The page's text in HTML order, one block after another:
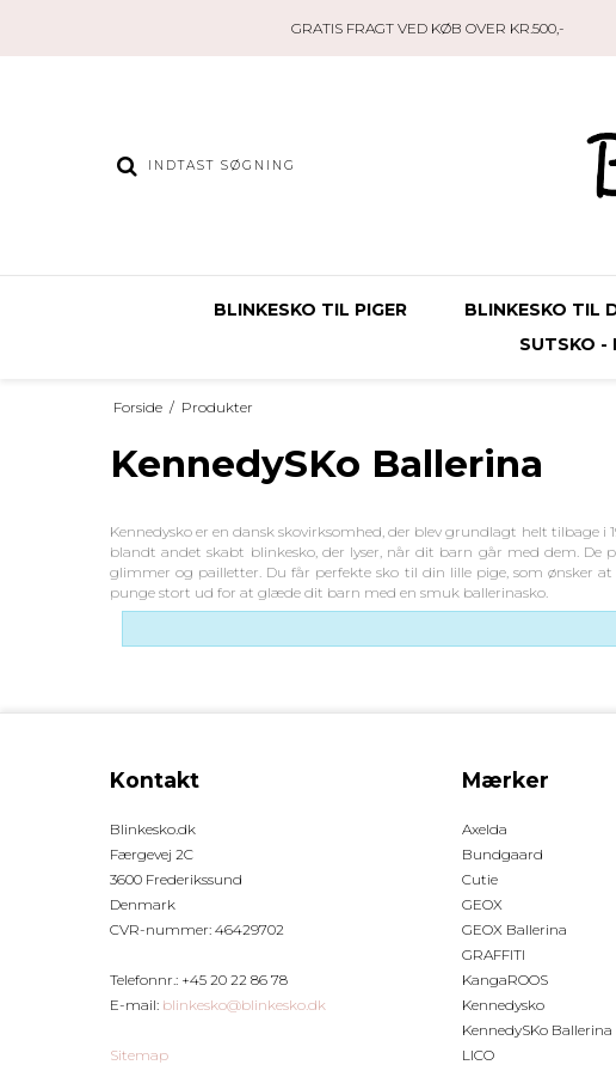
GRATIS FRAGT VED KØB OVER KR.500,-
BLINKESKO TIL PIGER BLINKESKO TIL
SUTSKO -
Forside / Produkter
KennedySKo Ballerina
Kennedysko er en dansk skovirksomhed, der blev grundlagt helt tilbage
blandt andet skabt blinkesko, der lyser, når dit barn går med dem. De
glimmer og pailletter. Du får perfekte sko til din lille pige, som ønsker
punge stort ud for at glæde dit barn med en smuk ballerinasko.
Kontakt
Blinkesko.dk
Færgevej 2C
3600 Frederikssund
Denmark
CVR-nummer: 46429702
Telefonnr. : +45 20 22 86 78
E-mail: blinkesko@blinkesko.dk
Sitemap
Mærker
Axelda
Bundgaard
Cutie
GEOX
GEOX Ballerina
GRAFFITI
KangaROOS
Kennedysko
KennedySKo Ballerina
LICO